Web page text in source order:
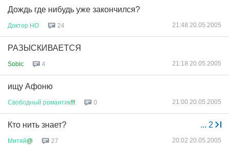
Дождь где нибудь уже закончился?
Доктор НО 24 21:48 20.05.2005
РАЗЫСКИВАЕТСЯ
Sobic 4 21:18 20.05.2005
ищу Афоню
Свободный романтик!!! 0 21:00 20.05.2005
... 2
Кто нить знает?
Митяй@ 27 20:02 20.05.2005